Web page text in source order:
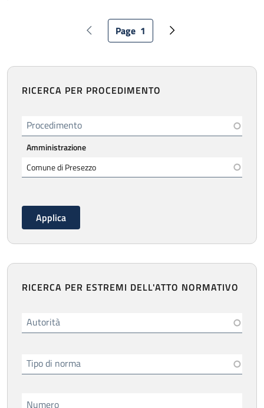
Paginazione
Pagina precedente
Pagina attuale
Page 1 Pagina successiva
RICERCA PER PROCEDIMENTO
Procedimento
Amministrazione
RICERCA PER ESTREMI DELL'ATTO NORMATIVO
Autorità
Tipo di norma
Numero